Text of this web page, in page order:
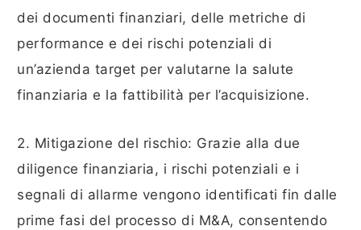
dei documenti finanziari, delle metriche di
performance e dei rischi potenziali di
un’azienda target per valutarne la salute
finanziaria e la fattibilità per l’acquisizione.
2. Mitigazione del rischio: Grazie alla due
diligence finanziaria, i rischi potenziali e i
segnali di allarme vengono identificati fin dalle
prime fasi del processo di M&A, consentendo